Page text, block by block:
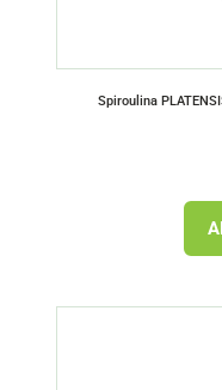
Spiroulina